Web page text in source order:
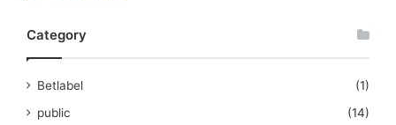
Category
Betlabel
(1)
public
(14)